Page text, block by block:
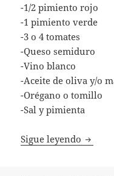
-1/2 pimiento rojo
-1 pimiento verde
-3 o 4 tomates
-Queso semiduro
-Vino blanco
-Aceite de oliva y/o
-Orégano o tomillo
-Sal y pimienta
Sigue leyendo